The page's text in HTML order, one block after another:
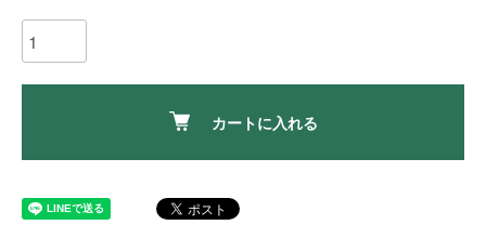
カートに入れる